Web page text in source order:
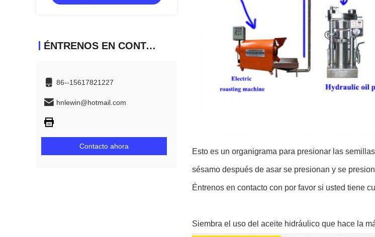
ÉNTRENOS EN CONTACTO CON
86--15617821227
hnlewin@hotmail.com
Contacto ahora
Esto es un organigrama para presionar las
sésamo después de asar se presionan y se
Éntrenos en contacto con por favor si usted tiene
Siembra el uso del aceite hidráulico que hace la